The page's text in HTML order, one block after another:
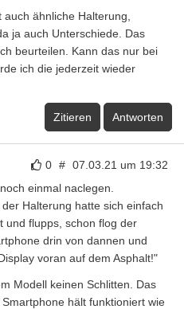
ähnliche Halterung,
ja auch Unterschiede. Das
beurteilen. Kann das nur bei
ich die jederzeit wieder
Zitieren Antworten
0 # 07.03.21 um 19:32
einmal naclegen.
Halterung hatte sich einfach
und flupps, schon flog der
drin von dannen und
voran auf dem Asphalt!"
Modell keinen Schlitten. Das
hält funktioniert wie